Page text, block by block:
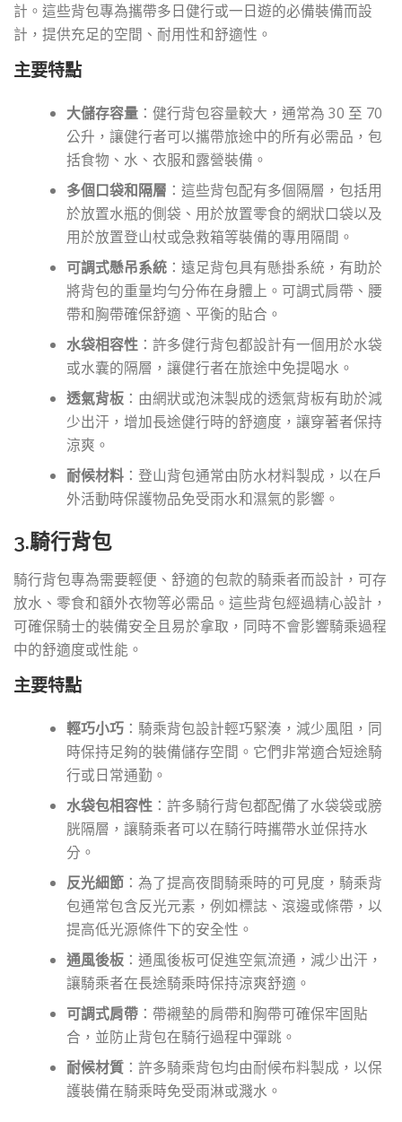
計。這些背包專為攜帶多日健行或一日遊的必備裝備而設
計，提供充足的空間、耐用性和舒適性。
主要特點
大儲存容量 ：健行背包容量較大，通常為 30 至 70
公升，讓健行者可以攜帶旅途中的所有必需品，包
括食物、水、衣服和露營裝備。
多個口袋和隔層 ：這些背包配有多個隔層，包括用
於放置水瓶的側袋、用於放置零食的網狀口袋以及
用於放置登山杖或急救箱等裝備的專用隔間。
可調式懸吊系統 ：遠足背包具有懸掛系統，有助於
將背包的重量均勻分佈在身體上。可調式肩帶、腰
帶和胸帶確保舒適、平衡的貼合。
水袋相容性 ：許多健行背包都設計有一個用於水袋
或水囊的隔層，讓健行者在旅途中免提喝水。
透氣背板 ：由網狀或泡沫製成的透氣背板有助於減
少出汗，增加長途健行時的舒適度，讓穿著者保持
涼爽。
耐候材料 ：登山背包通常由防水材料製成，以在戶
外活動時保護物品免受雨水和濕氣的影響。
3.騎行背包
騎行背包專為需要輕便、舒適的包款的騎乘者而設計，可存
放水、零食和額外衣物等必需品。這些背包經過精心設計，
可確保騎士的裝備安全且易於拿取，同時不會影響騎乘過程
中的舒適度或性能。
主要特點
輕巧小巧 ：騎乘背包設計輕巧緊湊，減少風阻，同
時保持足夠的裝備儲存空間。它們非常適合短途騎
行或日常通勤。
水袋包相容性 ：許多騎行背包都配備了水袋袋或膀
胱隔層，讓騎乘者可以在騎行時攜帶水並保持水
分。
反光細節 ：為了提高夜間騎乘時的可見度，騎乘背
包通常包含反光元素，例如標誌、滾邊或條帶，以
提高低光源條件下的安全性。
通風後板 ：通風後板可促進空氣流通，減少出汗，
讓騎乘者在長途騎乘時保持涼爽舒適。
可調式肩帶 ：帶襯墊的肩帶和胸帶可確保牢固貼
合，並防止背包在騎行過程中彈跳。
耐候材質 ：許多騎乘背包均由耐候布料製成，以保
護裝備在騎乘時免受雨淋或濺水。